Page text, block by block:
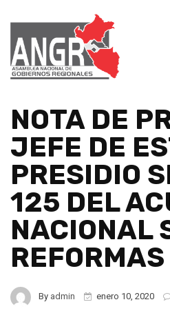
NOTA DE
JEFE DE
PRESIDIO
125 DEL
NACIONAL
REFORMAS
By admin enero 10, 2020